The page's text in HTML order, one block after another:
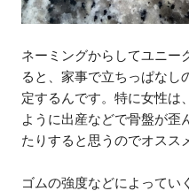
ネーミングからしてユニー
ると、家事で立ちっぱなし
定するんです。特に女性は
ように出産などで骨盤が歪
たりすると思うのでオスス
ゴムの強度などによってい